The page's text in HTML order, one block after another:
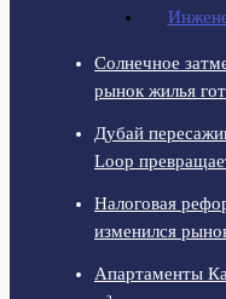
Солнечное
рынок жилья
Дубай
Loop
Налоговая
изменился
Апартаменты